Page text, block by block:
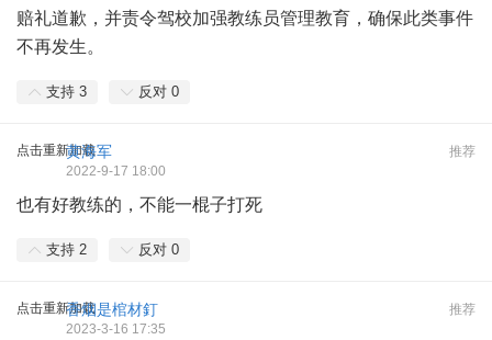
赔礼道歉，并责令驾校加强教练员管理教育，确保此类事件
不再发生。
支持 3 反对 0
点击重新加载 推荐
黄海军
2022-9-17 18:00
也有好教练的，不能一棍子打死
支持 2 反对 0
点击重新加载 推荐
香烟是棺材釘
2023-3-16 17:35